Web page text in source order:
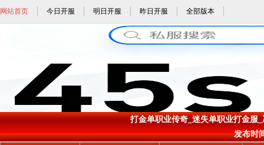
网站首页 今日开服 明日开服 昨日开服 全部版本
打金单职业传奇_迷失单职业打金服
发布时